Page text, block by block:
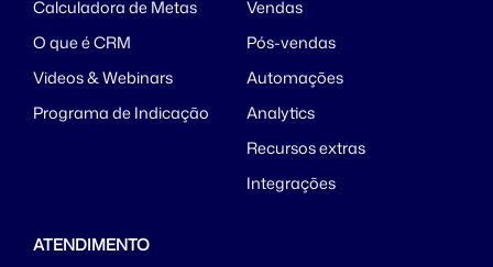
Calculadora de Metas
O que é CRM
Videos & Webinars
Programa de Indicação
Vendas
Pós-vendas
Automações
Analytics
Recursos extras
Integrações
ATENDIMENTO